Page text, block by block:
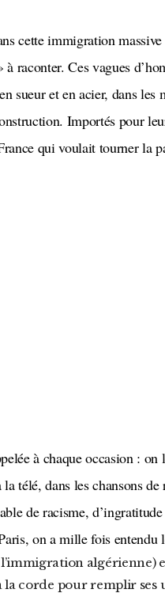
raconter. Ces vagues
sueur et en acier, dans
Importés pour
qui voulait tourner la
télé, dans les chansons
de racisme,
on a mille fois entendu
algérienne)
la corde pour remplir ses